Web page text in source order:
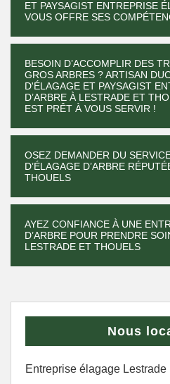
ET PAYSAGIST ENTREPRISE
VOUS OFFRE SES
BESOIN D’ACCOMPLIR DES
GROS ARBRES ? ARTISAN
D'ÉLAGAGE ET PAYSAGIST
D’ARBRE À LESTRADE ET
EST PRÊT À VOUS SERVIR !
OSEZ DEMANDER DU
D’ÉLAGAGE D’ARBRE
THOUELS
AYEZ CONFIANCE À UNE
D’ARBRE POUR PRENDRE
LESTRADE ET THOUELS
Nous
Entreprise élagage